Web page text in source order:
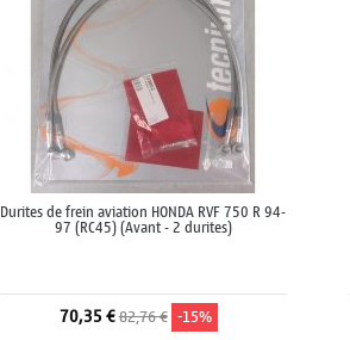
Durites de frein aviation HONDA RVF 750 R 94-
97 (RC45) (Avant - 2 durites)
70,35 €82,76 € -15%